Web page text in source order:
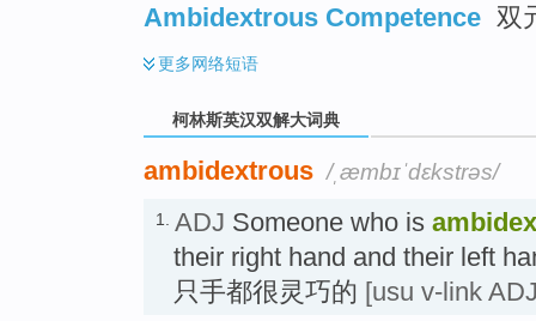
Ambidextrous Competence 双
更多网络短语
柯林斯英汉双解大词典
ambidextrous /ˌæmbɪˈdɛkstrəs/
1. ADJ Someone who is
their right hand and their left
只手都很灵巧的 [usu v-link